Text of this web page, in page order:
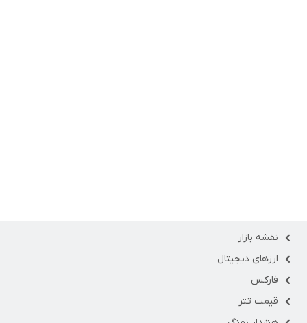
نقشه بازار
ارزهای دیجیتال
فارکس
قیمت تتر